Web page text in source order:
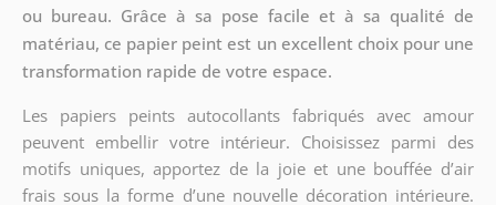
ou bureau. Grâce à sa pose facile et à sa qualité de
matériau, ce papier peint est un excellent choix pour une
transformation rapide de votre espace.
Les papiers peints autocollants fabriqués avec amour
peuvent embellir votre intérieur. Choisissez parmi des
motifs uniques, apportez de la joie et une bouffée d’air
frais sous la forme d’une nouvelle décoration intérieure.